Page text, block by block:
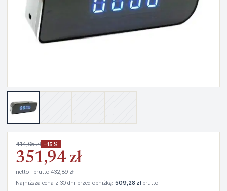
414,05 zł −15%
351,94 zł
netto · brutto 432,89 zł
Najniższa cena z 30 dni przed obniżką: 509,28 złbrutto